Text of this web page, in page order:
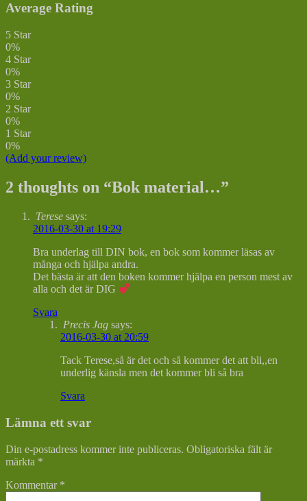
Average Rating
5 Star
0%
4 Star
0%
3 Star
0%
2 Star
0%
1 Star
0%
(Add your review)
2 thoughts on “Bok material…”
Terese says:
2016-03-30 at 19:29
Bra underlag till DIN bok, en bok som kommer läsas av
många och hjälpa andra.
Det bästa är att den boken kommer hjälpa en person mest av
alla och det är DIG
Svara
Precis Jag says:
2016-03-30 at 20:59
Tack Terese,så är det och så kommer det att bli,,en
underlig känsla men det kommer bli så bra
Svara
Lämna ett svar
Din e-postadress kommer inte publiceras. Obligatoriska fält är
märkta *
Kommentar *